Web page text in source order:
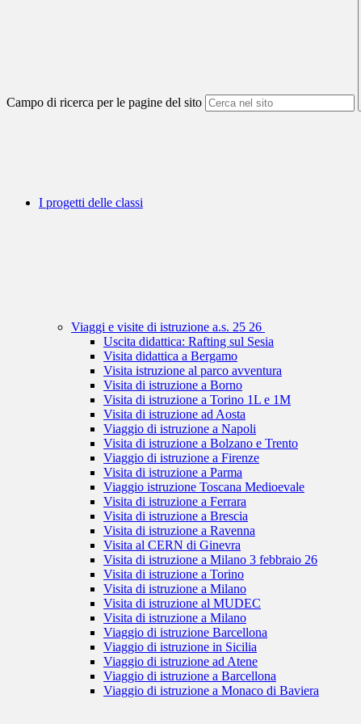
Campo di ricerca per le pagine del sito
I progetti delle classi
Viaggi e visite di istruzione a.s. 25 26
Uscita didattica: Rafting sul Sesia
Visita didattica a Bergamo
Visita istruzione al parco avventura
Visita di istruzione a Borno
Visita di istruzione a Torino 1L e 1M
Visita di istruzione ad Aosta
Viaggio di istruzione a Napoli
Visita di istruzione a Bolzano e Trento
Viaggio di istruzione a Firenze
Visita di istruzione a Parma
Viaggio istruzione Toscana Medioevale
Visita di istruzione a Ferrara
Visita di istruzione a Brescia
Visita di istruzione a Ravenna
Visita al CERN di Ginevra
Visita di istruzione a Milano 3 febbraio 26
Visita di istruzione a Torino
Visita di istruzione a Milano
Visita di istruzione al MUDEC
Visita di istruzione a Milano
Viaggio di istruzione Barcellona
Viaggio di istruzione in Sicilia
Viaggio di istruzione ad Atene
Viaggio di istruzione a Barcellona
Viaggio di istruzione a Monaco di Baviera